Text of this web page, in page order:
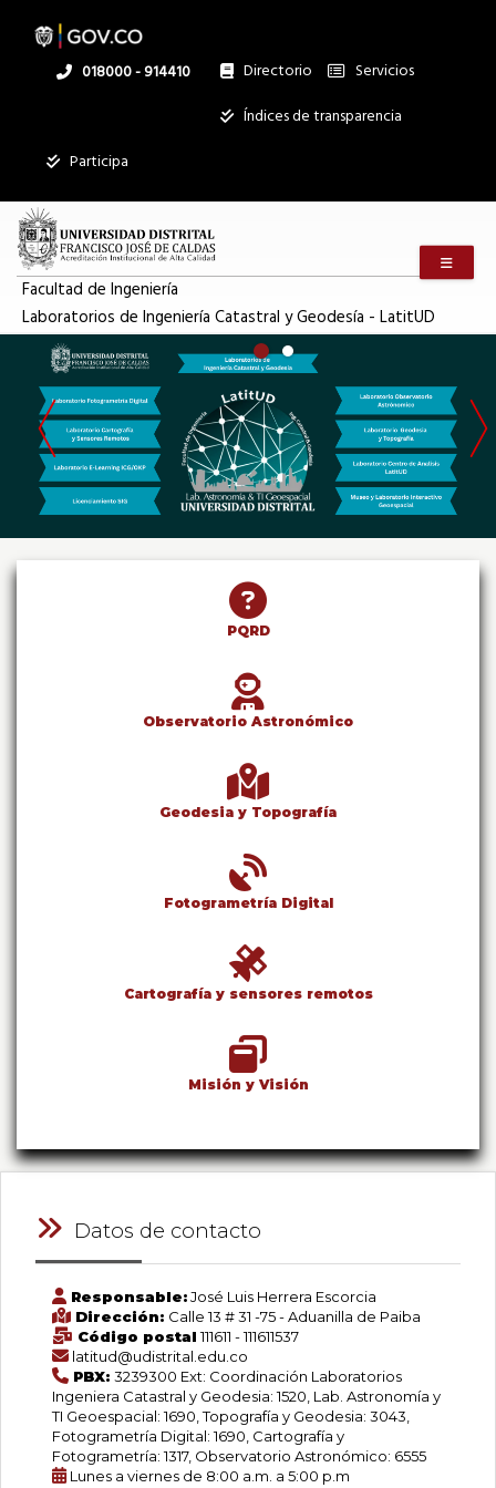
Inicio
Laboratorios
de
Ingeniería
Catastral
Geodesía
-
contenido
Linea
018000 - 914410 Directorio
Institucional
Servicios
Índices de transparencia
Participa
Facultad de Ingeniería
Laboratorios de Ingeniería Catastral y Geodesía - LatitUD
registros
Buscar:
Servicios
Ningún dato
disponible en
esta tabla
Mostrando
registros
total
PQRD
Observatorio Astronómico
Geodesia y Topografía
Fotogrametría Digital
Cartografía y sensores remotos
Misión y Visión
Datos de contacto
Responsable:José Luis Herrera Escorcia
Dirección: Calle 13 # 31 -75 - Aduanilla de Paiba
Código postal111611 - 111611537
latitud@udistrital.edu.co
PBX: 3239300 Ext: Coordinación Laboratorios
Ingeniera Catastral y Geodesia: 1520, Lab. Astronomía y
TI Geoespacial: 1690, Topografía y Geodesia: 3043,
Fotogrametría Digital: 1690, Cartografía y
Fotogrametría: 1317, Observatorio Astronómico: 6555
Lunes a viernes de 8:00 a.m. a 5:00 p.m